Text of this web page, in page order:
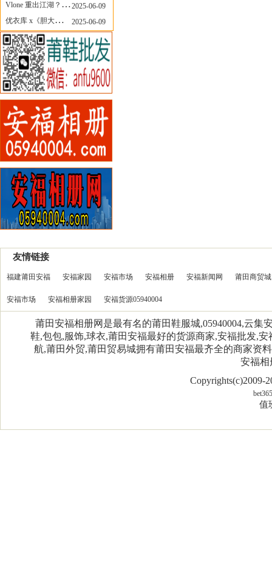
Vlone 重出江湖？突然又要联名，谁能想到！
2025-06-09
优衣库 x《胆大党》新品公布，第二季联动周边来了！
2025-06-09
友情链接
福建莆田安福 安福家园 安福市场 安福相册 安福新闻网 莆田商贸城
安福市场 安福相册家园 安福货源05940004
莆田安福相册网是最有名的莆田鞋服城,05940004,云
鞋,包包,服饰,球衣,莆田安福最好的货源商家,安福批发,
航,莆田外贸,莆田贸易城拥有莆田安福最齐全的商家资
安福相
Copyrights(c)2009-
bet365
值